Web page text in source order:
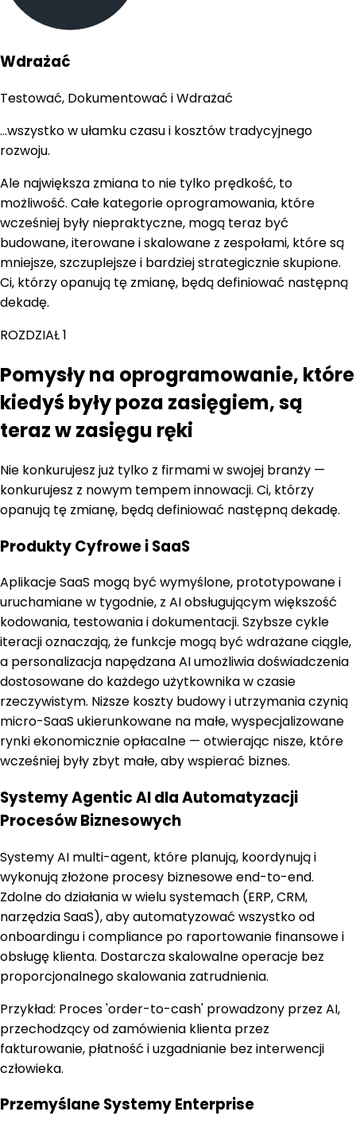
Wdrażać
Testować, Dokumentować i Wdrażać
...wszystko w ułamku czasu i kosztów tradycyjnego
rozwoju.
Ale największa zmiana to nie tylko prędkość, to
możliwość. Całe kategorie oprogramowania, które
wcześniej były niepraktyczne, mogą teraz być
budowane, iterowane i skalowane z zespołami, które są
mniejsze, szczuplejsze i bardziej strategicznie skupione.
Ci, którzy opanują tę zmianę, będą definiować następną
dekadę.
ROZDZIAŁ 1
Pomysły na oprogramowanie, które
kiedyś były poza zasięgiem, są
teraz w zasięgu ręki
Nie konkurujesz już tylko z firmami w swojej branży —
konkurujesz z nowym tempem innowacji. Ci, którzy
opanują tę zmianę, będą definiować następną dekadę.
Produkty Cyfrowe i SaaS
Aplikacje SaaS mogą być wymyślone, prototypowane i
uruchamiane w tygodnie, z AI obsługującym większość
kodowania, testowania i dokumentacji. Szybsze cykle
iteracji oznaczają, że funkcje mogą być wdrażane ciągle,
a personalizacja napędzana AI umożliwia doświadczenia
dostosowane do każdego użytkownika w czasie
rzeczywistym. Niższe koszty budowy i utrzymania czynią
micro-SaaS ukierunkowane na małe, wyspecjalizowane
rynki ekonomicznie opłacalne — otwierając nisze, które
wcześniej były zbyt małe, aby wspierać biznes.
Systemy Agentic AI dla Automatyzacji
Procesów Biznesowych
Systemy AI multi-agent, które planują, koordynują i
wykonują złożone procesy biznesowe end-to-end.
Zdolne do działania w wielu systemach (ERP, CRM,
narzędzia SaaS), aby automatyzować wszystko od
onboardingu i compliance po raportowanie finansowe i
obsługę klienta. Dostarcza skalowalne operacje bez
proporcjonalnego skalowania zatrudnienia.
Przykład: Proces 'order-to-cash' prowadzony przez AI,
przechodzący od zamówienia klienta przez
fakturowanie, płatność i uzgadnianie bez interwencji
człowieka.
Przemyślane Systemy Enterprise